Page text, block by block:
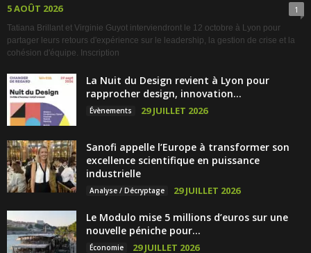
5 AOÛT 2026 1
Tatiana Brillant et Virginie Guyot interviendront le 12 octobre à Lyon pour
partager leurs retours d'expérience sur le leadership, la gestion de crise et la
cohésion d'équipe. Inscription
La Nuit du Design revient à Lyon pour
rapprocher design, innovation...
Évènements 29 JUILLET 2026
Sanofi appelle l’Europe à transformer son
excellence scientifique en puissance
industrielle
Analyse / Décryptage 29 JUILLET 2026
Le Modulo mise 5 millions d’euros sur une
nouvelle péniche pour...
Économie 29 JUILLET 2026